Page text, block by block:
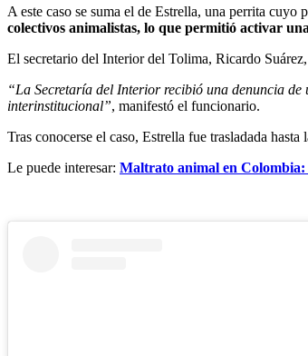
A este caso se suma el de Estrella, una perrita
colectivos animalistas, lo que permitió activar
El secretario del Interior del Tolima, Ricardo
“La Secretaría del Interior recibió una denuncia
interinstitucional”, manifestó el funcionario.
Tras conocerse el caso, Estrella fue trasladada
Le puede interesar: Maltrato animal en Colombia: